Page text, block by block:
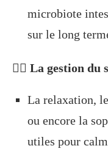
microbiote
sur le long
🧘‍♀️ La gestion du
La relaxation,
ou encore la
utiles pour